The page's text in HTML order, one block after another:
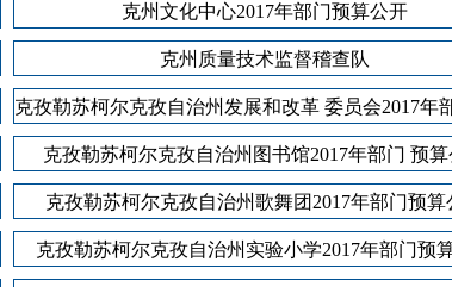
克州文化中心2017年部门预算公开
克州质量技术监督稽查队
克孜勒苏柯尔克孜自治州图书馆2017年部门 预
克孜勒苏柯尔克孜自治州歌舞团2017年部门预算
克孜勒苏柯尔克孜自治州实验小学2017年部门预